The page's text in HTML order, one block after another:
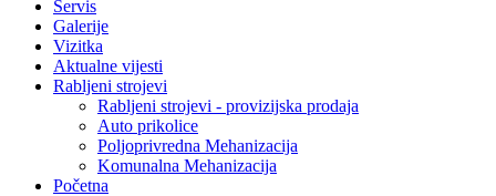
Servis
Galerije
Vizitka
Aktualne vijesti
Rabljeni strojevi
Rabljeni strojevi - provizijska prodaja
Auto prikolice
Poljoprivredna Mehanizacija
Komunalna Mehanizacija
Početna